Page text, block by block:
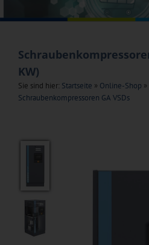
KW)
Sie sind hier: Startseite » Online-Shop »
Schraubenkompressoren GA VSDs